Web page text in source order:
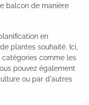
balcon de manière
en
plantes souhaité. Ici,
catégories comme les
pouvez également
ou par d'autres